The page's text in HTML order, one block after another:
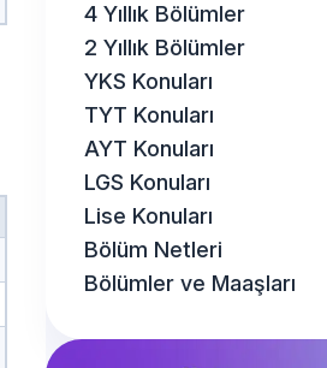
4 Yıllık Bölümler
2 Yıllık Bölümler
YKS Konuları
TYT Konuları
AYT Konuları
LGS Konuları
Lise Konuları
Bölüm Netleri
Bölümler ve Maaşları